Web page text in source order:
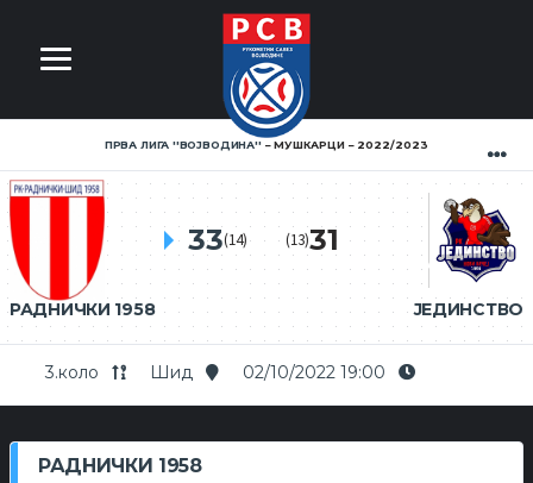
ПРВА ЛИГА ''ВОЈВОДИНА'' МУШКАРЦИ 2022/2023
РАДНИЧКИ 1958
33(14)
ЈЕДИНСТВО
(13)31
3.коло Шид 02/10/2022 19:00
РАДНИЧКИ 1958